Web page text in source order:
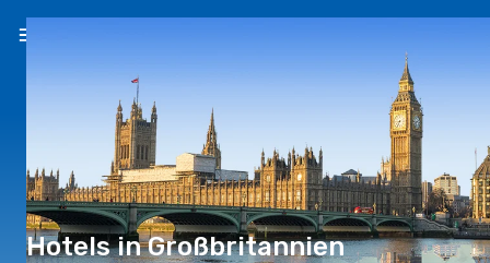
Hotels in Großbritannien